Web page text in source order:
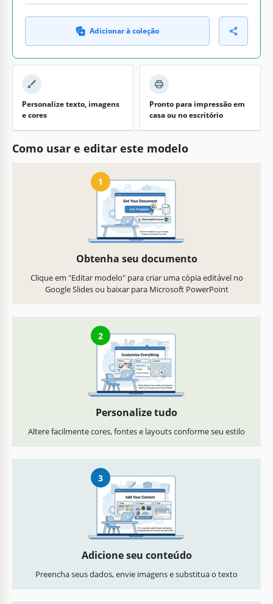
Adicionar à coleção
Personalize texto, imagens
e cores
Pronto para impressão em
casa ou no escritório
Como usar e editar este modelo
1
Obtenha seu documento
Clique em "Editar modelo" para criar uma cópia editável no
Google Slides ou baixar para Microsoft PowerPoint
2
Personalize tudo
Altere facilmente cores, fontes e layouts conforme seu estilo
3
Adicione seu conteúdo
Preencha seus dados, envie imagens e substitua o texto